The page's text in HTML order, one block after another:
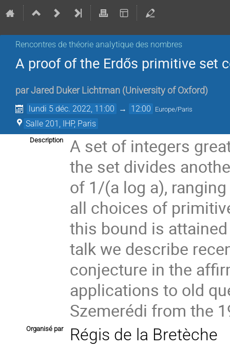
Rencontres de théorie analytique des nombres
A proof of the Erdős primitive set
parJared Duker Lichtman (University of Oxford)
lundi 5 déc. 2022, 11:00 → 12:00 Europe/Paris
Salle 201, IHP, Paris
Description
A set of integers
the set divides
of 1/(a log a),
all choices of
this bound is
talk we describe
conjecture in the
applications to old
Szemerédi from the
Organisé par Régis de la Bretèche